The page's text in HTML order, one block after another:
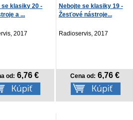
se klasiky 20 -
a ...
2017
od: 6,76 €
Nebojte se klasiky 19 -
Žesťové nástroje...
Radioservis, 2017
Cena od: 6,76 €